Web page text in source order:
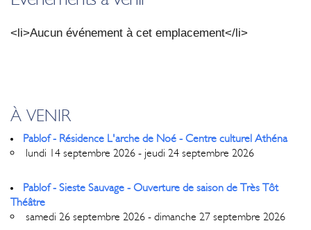
<li>Aucun évé­ne­ment à cet emplacement</li>
À VENIR
Pablof - Résidence L'arche de Noé - Centre culturel Athéna
lundi 14 septembre 2026 - jeudi 24 septembre 2026
Pablof - Sieste Sauvage - Ouverture de saison de Très Tôt
Théâtre
samedi 26 septembre 2026 - dimanche 27 septembre 2026